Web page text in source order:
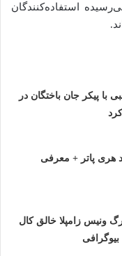
استفاده‌کنندگان
پیکر جان باختگان در
هری پاتر + معرفی
ونیس زامپلا خالق کال